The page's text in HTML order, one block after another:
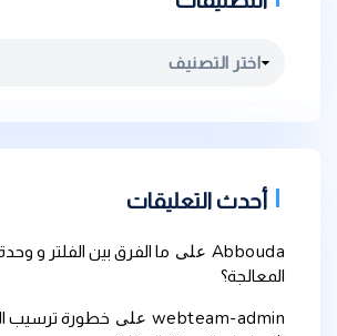
أحدث التعليقات
Abbouda على ما الفرق بين الفلتر و
المعالجة؟
webteam-admin على خطورة ترسيب